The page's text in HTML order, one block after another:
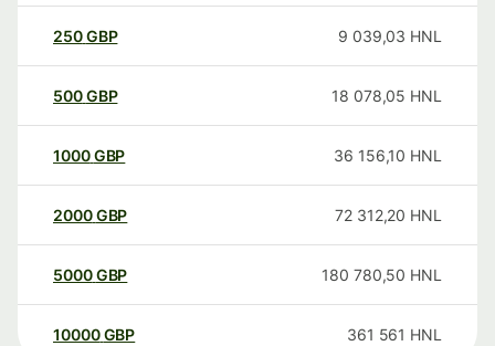
250GBP 9 039,03 HNL
500GBP 18 078,05 HNL
1000GBP 36 156,10 HNL
2000GBP 72 312,20 HNL
5000GBP 180 780,50 HNL
10000 GBP 361 561 HNL